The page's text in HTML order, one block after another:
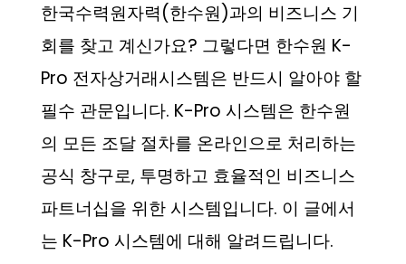
한국수력원자력(한수원)과의 비즈니스 기
회를 찾고 계신가요? 그렇다면 한수원 K-
Pro 전자상거래시스템은 반드시 알아야 할
필수 관문입니다. K-Pro 시스템은 한수원
의 모든 조달 절차를 온라인으로 처리하는
공식 창구로, 투명하고 효율적인 비즈니스
파트너십을 위한 시스템입니다. 이 글에서
는 K-Pro 시스템에 대해 알려드립니다.